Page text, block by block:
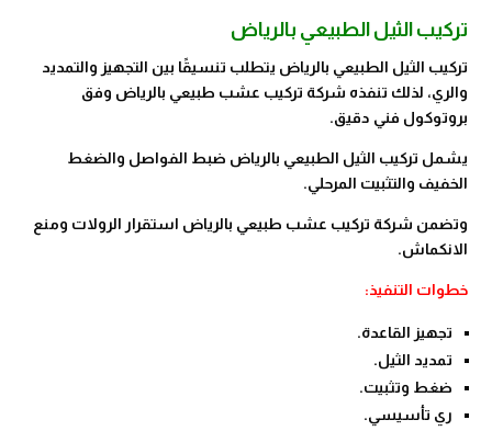
تركيب الثيل الطبيعي بالرياض
تركيب الثيل الطبيعي بالرياض يتطلب تنسيقًا بين التجهيز والتمديد
والري، لذلك تنفذه شركة تركيب عشب طبيعي بالرياض وفق
بروتوكول فني دقيق.
يشمل تركيب الثيل الطبيعي بالرياض ضبط الفواصل والضغط
الخفيف والتثبيت المرحلي.
وتضمن شركة تركيب عشب طبيعي بالرياض استقرار الرولات ومنع
الانكماش.
خطوات التنفيذ:
تجهيز القاعدة.
تمديد الثيل.
ضغط وتثبيت.
ري تأسيسي.